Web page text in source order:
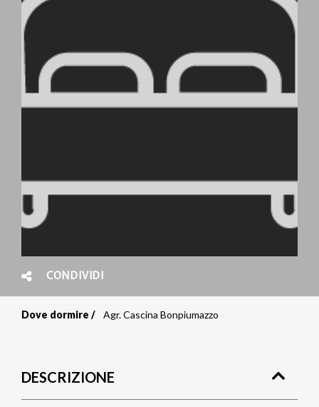
CONDIVIDI
Briciole
pane
Dove dormire Agr. Cascina Bonpiumazzo
DESCRIZIONE